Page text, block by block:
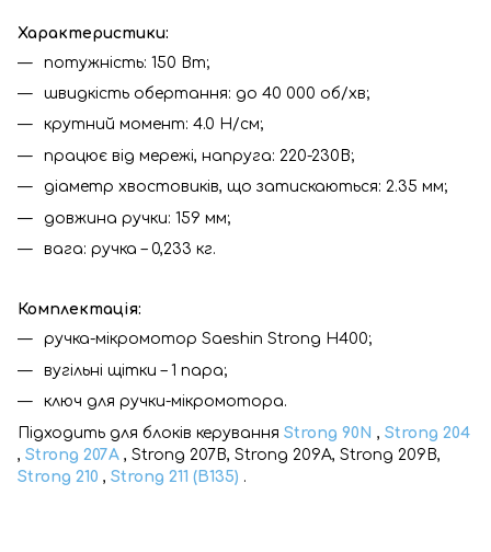
Характеристики:
потужність: 150 Вт;
швидкість обертання: до 40 000 об/хв;
крутний момент: 4.0 Н/см;
працює від мережі, напруга: 220-230В;
діаметр хвостовиків, що затискаються: 2.35 мм;
довжина ручки: 159 мм;
вага: ручка – 0,233 кг.
Комплектація:
ручка-мікромотор Saeshin Strong H400;
вугільні щітки – 1 пара;
ключ для ручки-мікромотора.
Підходить для блоків керування Strong 90N , Strong 204
, Strong 207A , Strong 207B, Strong 209A, Strong 209B,
Strong 210 , Strong 211 (B135) .